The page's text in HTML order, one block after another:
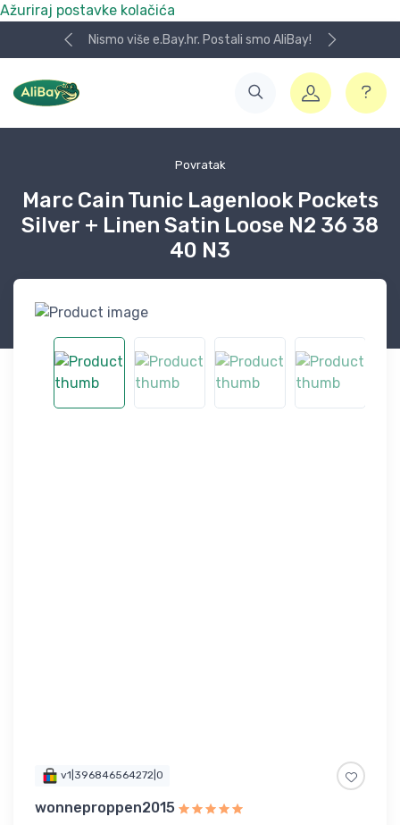
Ažuriraj postavke kolačića
Nismo više e.Bay.hr. Postali smo AliBay!
Povratak
Marc Cain Tunic Lagenlook Pockets
Silver + Linen Satin Loose N2 36 38
40 N3
v1|396846564272|0
wonneproppen2015